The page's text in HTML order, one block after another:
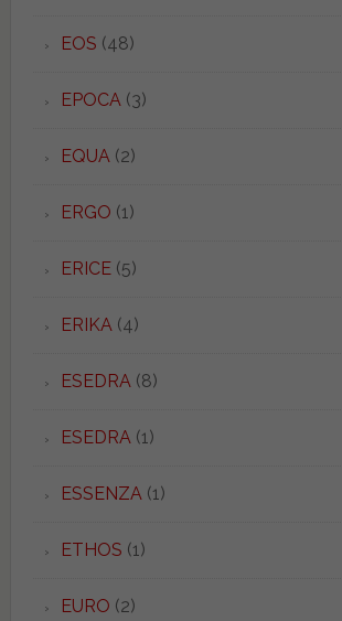
EOS (48)
EPOCA(3)
EQUA(2)
ERGO (1)
ERICE(5)
ERIKA(4)
ESEDRA(8)
ESEDRA(1)
ESSENZA(1)
ETHOS (1)
EURO (2)